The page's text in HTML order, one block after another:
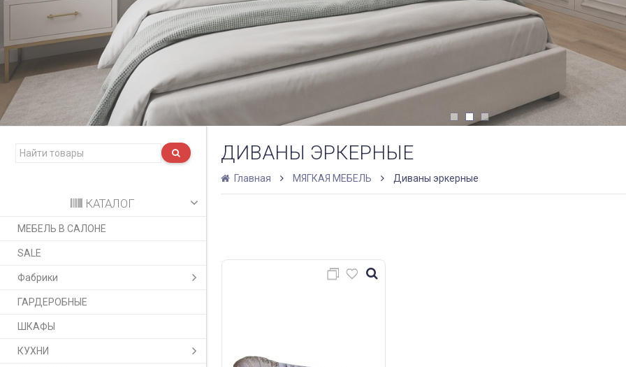
КАТАЛОГ
МЕБЕЛЬ В САЛОНЕ
SALE
Фабрики
ГАРДЕРОБНЫЕ
ШКАФЫ
КУХНИ
ДИВАНЫ ЭРКЕРНЫЕ
Главная МЯГКАЯ МЕБЕЛЬ Диваны эркерные